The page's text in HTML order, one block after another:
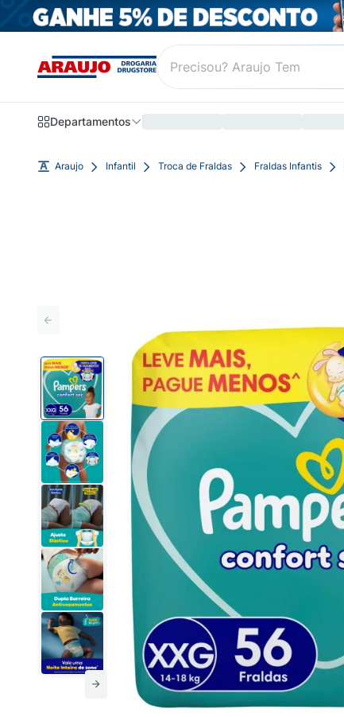
Departamentos
Araujo Infantil Troca de Fraldas Fraldas Infantis